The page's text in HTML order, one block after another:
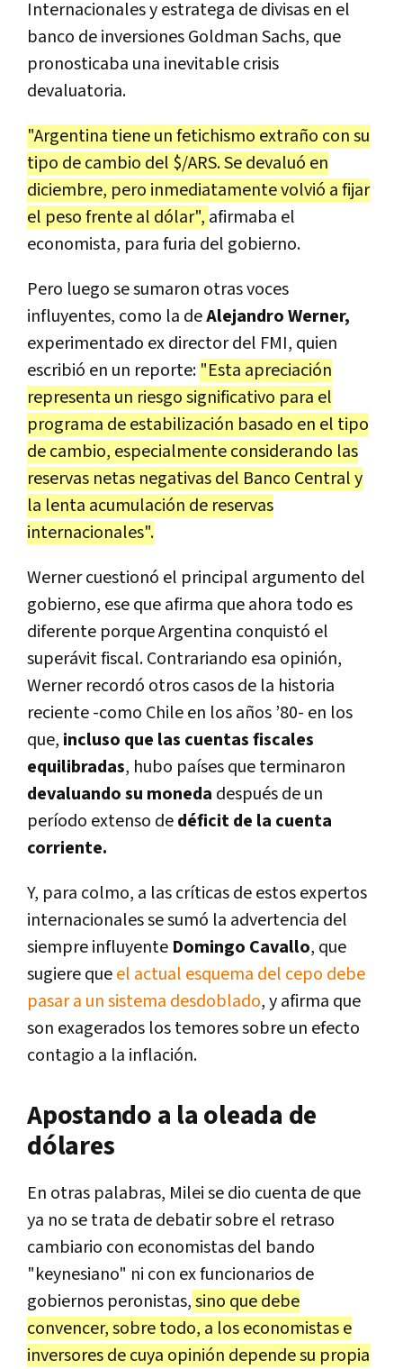
Internacionales y estratega de divisas en el
banco de inversiones Goldman Sachs, que
pronosticaba una inevitable crisis
devaluatoria.
"Argentina tiene un fetichismo extraño con su
tipo de cambio del $/ARS. Se devaluó en
diciembre, pero inmediatamente volvió a fijar
el peso frente al dólar", afirmaba el
economista, para furia del gobierno.
Pero luego se sumaron otras voces
influyentes, como la deAlejandro Werner,
experimentado ex director del FMI, quien
escribió en un reporte: "Esta apreciación
representa un riesgo significativo para el
programa de estabilización basado en el tipo
de cambio, especialmente considerando las
reservas netas negativas del Banco Central y
la lenta acumulación de reservas
internacionales".
Werner cuestionó el principal argumento del
gobierno, ese que afirma que ahora todo es
diferente porque Argentina conquistó el
superávit fiscal. Contrariando esa opinión,
Werner recordó otros casos de la historia
reciente -como Chile en los años ’80- en los
que, incluso que las cuentas fiscales
equilibradas, hubo países que terminaron
devaluando su moneda después de un
período extenso dedéficit de la cuenta
corriente.
Y, para colmo, a las críticas de estos expertos
internacionales se sumó la advertencia del
siempre influyente Domingo Cavallo, que
sugiere queel actual esquema del cepo debe
pasar a un sistema desdoblado, y afirma que
son exagerados los temores sobre un efecto
contagio a la inflación.
Apostando a la oleada de
dólares
En otras palabras, Milei se dio cuenta de que
ya no se trata de debatir sobre el retraso
cambiario con economistas del bando
"keynesiano" ni con ex funcionarios de
gobiernos peronistas,sino que debe
convencer, sobre todo, a los economistas e
inversores de cuya opinión depende su propia